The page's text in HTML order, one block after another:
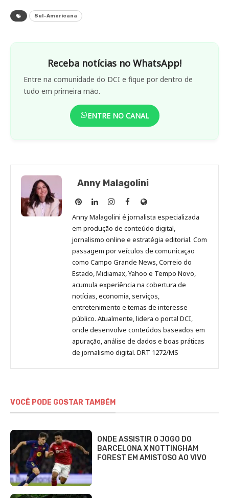
Sul-Americana
Receba notícias no WhatsApp!
Entre na comunidade do DCI e fique por dentro de
tudo em primeira mão.
ENTRE NO CANAL
Anny Malagolini
Anny
Malagolini
no
Pinterest
Anny
Malagolini
no
LinkedIn
Anny
Malagolini
no
Instagram
Anny
Malagolini
no
Facebook
Site
de
Anny
Malagolini
Anny Malagolini é jornalista especializada
em produção de conteúdo digital,
jornalismo online e estratégia editorial. Com
passagem por veículos de comunicação
como Campo Grande News, Correio do
Estado, Midiamax, Yahoo e Tempo Novo,
acumula experiência na cobertura de
notícias, economia, serviços,
entretenimento e temas de interesse
público. Atualmente, lidera o portal DCI,
onde desenvolve conteúdos baseados em
apuração, análise de dados e boas práticas
de jornalismo digital. DRT 1272/MS
VOCÊ PODE GOSTAR TAMBÉM
ONDE ASSISTIR O JOGO DO
BARCELONA X NOTTINGHAM
FOREST EM AMISTOSO AO VIVO